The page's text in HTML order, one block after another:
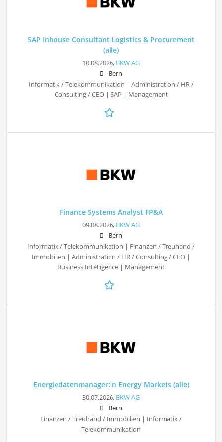
SAP Inhouse Consultant Logistics & Procurement
(alle)
10.08.2026, BKW AG
Bern
Informatik / Telekommunikation | Administration / HR /
Consulting / CEO | SAP | Management
Finance Systems Analyst FP&A
09.08.2026, BKW AG
Bern
Informatik / Telekommunikation | Finanzen / Treuhand /
Immobilien | Administration / HR / Consulting / CEO |
Business Intelligence | Management
Energiedatenmanager:in Energy Markets (alle)
30.07.2026, BKW AG
Bern
Finanzen / Treuhand / Immobilien | Informatik /
Telekommunikation